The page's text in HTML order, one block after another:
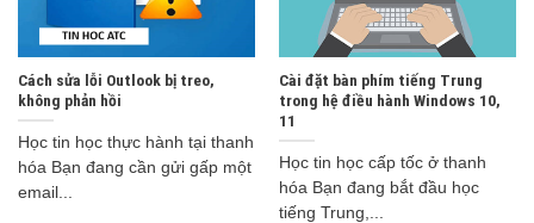
Cách sửa lỗi Outlook bị treo,
không phản hồi
Học tin học thực hành tại thanh
hóa Bạn đang cần gửi gấp một
email...
Cài đặt bàn phím tiếng Trung
trong hệ điều hành Windows 10,
11
Học tin học cấp tốc ở thanh
hóa Bạn đang bắt đầu học
tiếng Trung,...